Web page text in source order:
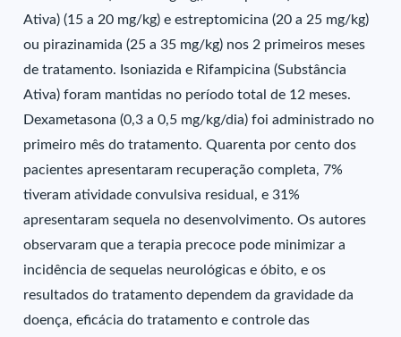
Ativa) (15 a 20 mg/kg) e estreptomicina (20 a 25 mg/kg)
ou pirazinamida (25 a 35 mg/kg) nos 2 primeiros meses
de tratamento. Isoniazida e Rifampicina (Substância
Ativa) foram mantidas no período total de 12 meses.
Dexametasona (0,3 a 0,5 mg/kg/dia) foi administrado no
primeiro mês do tratamento. Quarenta por cento dos
pacientes apresentaram recuperação completa, 7%
tiveram atividade convulsiva residual, e 31%
apresentaram sequela no desenvolvimento. Os autores
observaram que a terapia precoce pode minimizar a
incidência de sequelas neurológicas e óbito, e os
resultados do tratamento dependem da gravidade da
doença, eficácia do tratamento e controle das